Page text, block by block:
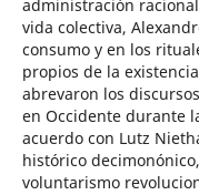
administración
vida colectiva,
consumo y en los
propios de la
abrevaron los
en Occidente durante
acuerdo con Lutz
histórico
voluntarismo